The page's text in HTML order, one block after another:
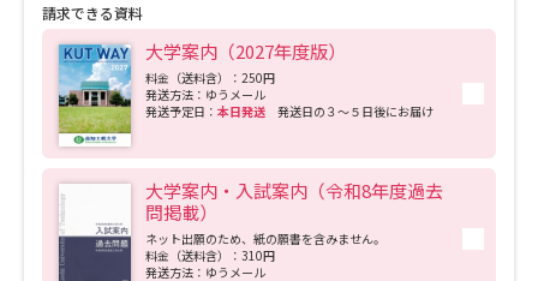
すにも、都市基盤を構築・維持するにも、情報通信を活用するにも、エネルギーが
不可欠です。特に原油や天然ガスなどの地下資源に恵まれない我が国では、自然エ
ネルギーも含めた広汎かつ先駆的なエネルギー開発のための研究が強く求められて
います。本学群では、こうした時代の要請に応え、「ものづくり」のメインストリ
ームを占める5つの専攻が手を携えながら、各専攻の枠組みに過度に縛られることな
く「境界領域」における技術開発を進め、より安心・安全・快適かつ環境に負荷を
かけない社会づくりに貢献する新たな「基盤工学」の創造をめざします。 【理工学
群】 物理学、化学、生物学分野の多彩な領域で融合的研究・教育を推進してきた
理工学群。「応用物理」「機能化学」「生命情報」の３専攻体制で、「理+工」では
なく「理×工」での深化を実現し、理学的知識と工学的センスを兼ね備えた「総合
力のある人材」となることをめざしています。自然界の成り立ちの根源を、数学的
言語を用いて探る「理学（Science）」。世界の合理的理解に基づいて人間の利益と
なる技術の開発をめざす「工学（Engineering）」。この二つは、その内在的価値観
の相違に基づく緊張をはらみつつ、相互に相手を必要とする補完関係にあります。
請求できる資料
大学案内（2027年度版）
料金（送料含）：250円
発送方法：ゆうメール
発送予定日： 本日発送 発送日の３～５日後にお届け
大学案内・入試案内（令和8年度過去
問掲載）
ネット出願のため、紙の願書を含みません。
料金（送料含）：310円
発送方法：ゆうメール